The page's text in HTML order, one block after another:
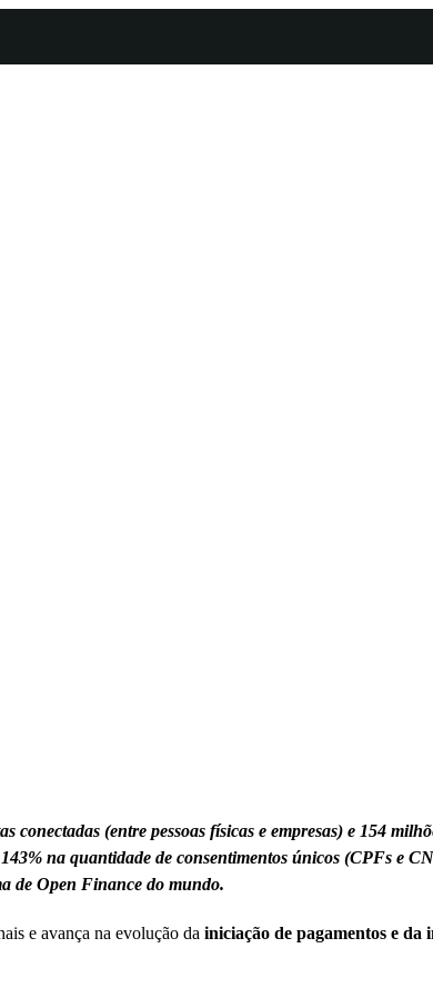
(entre pessoas físicas e empresas) e 154
na quantidade de consentimentos únicos (CPFs e
de Open Finance do mundo.
e avança na evolução dainiciação de pagamentos e da